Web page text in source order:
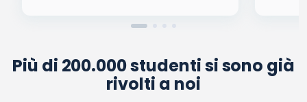
Più di 200.000 studenti si sono già
rivolti a noi